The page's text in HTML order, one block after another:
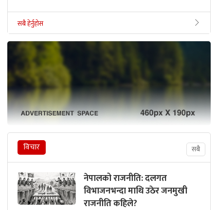
सबै हेर्नुहोस
विचार सबै
नेपालको राजनीति: दलगत
विभाजनभन्दा माथि उठेर जनमुखी
राजनीति कहिले?